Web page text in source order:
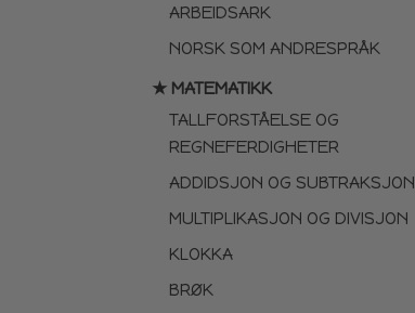
ARBEIDSARK
NORSK SOM ANDRESPRÅK
★ MATEMATIKK
TALLFORSTÅELSE OG
REGNEFERDIGHETER
ADDIDSJON OG SUBTRAKSJON
MULTIPLIKASJON OG DIVISJON
KLOKKA
BRØK